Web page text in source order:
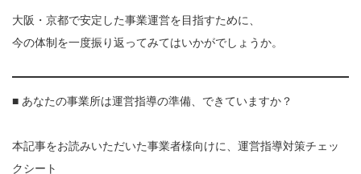
大阪・京都で安定した事業運営を目指すために、
今の体制を一度振り返ってみてはいかがでしょうか。
■ あなたの事業所は運営指導の準備、できていますか？
本記事をお読みいただいた事業者様向けに、運営指導対策チェッ
クシート